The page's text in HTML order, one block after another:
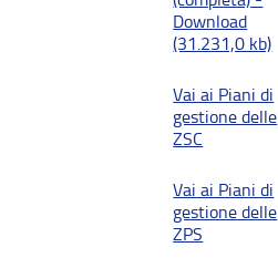
Download
(31.231,0 kb)
Vai ai Piani di
gestione delle
ZSC
Vai ai Piani di
gestione delle
ZPS